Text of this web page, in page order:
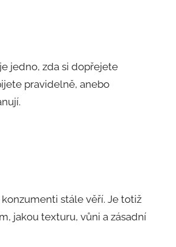
jedno, zda si dopřejete
pravidelně, anebo
stále věří. Je totiž
jakou texturu, vůni a zásadní